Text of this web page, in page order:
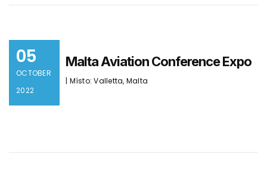
05
OCTOBER
2022
Malta Aviation Conference Expo
| Místo: Valletta, Malta